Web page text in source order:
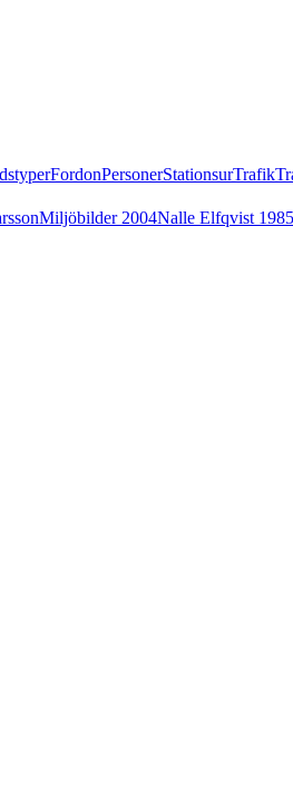
FordonPersonerStationsurTrafik
Miljöbilder 2004Nalle Elfqvist 1985